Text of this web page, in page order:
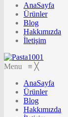
AnaSayfa
Ürünler
Blog
Hakkımızda
İletişim
Menu ≡ ╳
AnaSayfa
Ürünler
Blog
Hakkımızda